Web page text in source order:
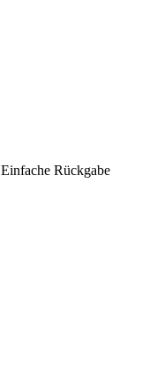
Einfache Rückgabe